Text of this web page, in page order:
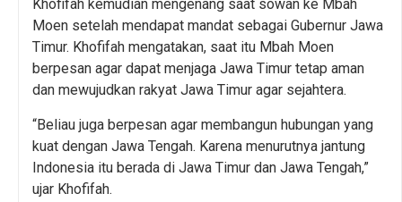
Khofifah kemudian mengenang saat sowan ke Mbah
Moen setelah mendapat mandat sebagai Gubernur Jawa
Timur. Khofifah mengatakan, saat itu Mbah Moen
berpesan agar dapat menjaga Jawa Timur tetap aman
dan mewujudkan rakyat Jawa Timur agar sejahtera.
“Beliau juga berpesan agar membangun hubungan yang
kuat dengan Jawa Tengah. Karena menurutnya jantung
Indonesia itu berada di Jawa Timur dan Jawa Tengah,”
ujar Khofifah.